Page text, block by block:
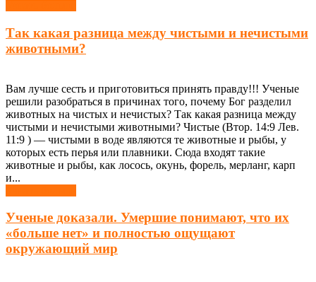
Так какая разница между чистыми и нечистыми
животными?
Вам лучше сесть и приготовиться принять правду!!! Ученые
решили разобраться в причинах того, почему Бог разделил
животных на чистых и нечистых? Так какая разница между
чистыми и нечистыми животными? Чистые (Втор. 14:9 Лев.
11:9 ) — чистыми в воде являются те животные и рыбы, у
которых есть перья или плавники. Сюда входят такие
животные и рыбы, как лосось, окунь, форель, мерланг, карп
и...
Ученые доказали. Умершие понимают, что их
«больше нет» и полностью ощущают
окружающий мир